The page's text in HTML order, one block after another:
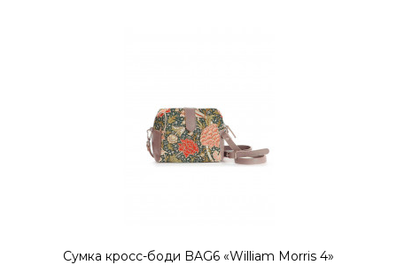
Сумка кросс-боди BAG6 «William Morris 4»